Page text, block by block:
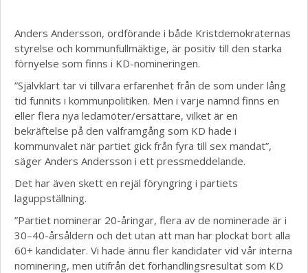
Anders Andersson, ordförande i både Kristdemokraternas
styrelse och kommunfullmäktige, är positiv till den starka
förnyelse som finns i KD-nomineringen.
”Självklart tar vi tillvara erfarenhet från de som under lång
tid funnits i kommunpolitiken. Men i varje nämnd finns en
eller flera nya ledamöter/ersättare, vilket är en
bekräftelse på den valframgång som KD hade i
kommunvalet när partiet gick från fyra till sex mandat”,
säger Anders Andersson i ett pressmeddelande.
Det har även skett en rejäl föryngring i partiets
laguppställning.
”Partiet nominerar 20-åringar, flera av de nominerade är i
30–40-årsåldern och det utan att man har plockat bort alla
60+ kandidater. Vi hade ännu fler kandidater vid vår interna
nominering, men utifrån det förhandlingsresultat som KD